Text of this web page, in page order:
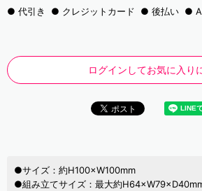
代引き
クレジットカード 後払い
ログインしてお気に入り
●サイズ：約H100×W100mm
●組み立てサイズ：最大約